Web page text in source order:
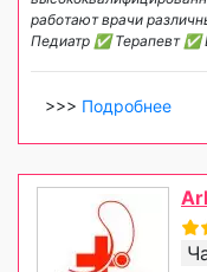
работают врачи
Педиатр ✅ Терапевт
>>> Подробнее